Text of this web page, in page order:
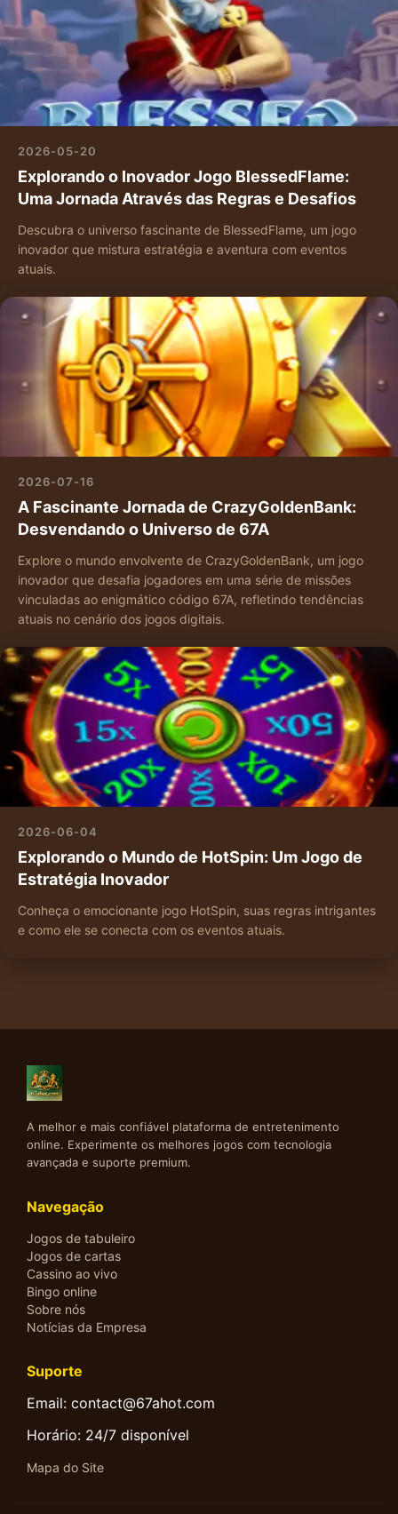
2026-05-20
Explorando o Inovador Jogo BlessedFlame:
Uma Jornada Através das Regras e Desafios
Descubra o universo fascinante de BlessedFlame, um jogo
inovador que mistura estratégia e aventura com eventos
atuais.
2026-07-16
A Fascinante Jornada de CrazyGoldenBank:
Desvendando o Universo de 67A
Explore o mundo envolvente de CrazyGoldenBank, um jogo
inovador que desafia jogadores em uma série de missões
vinculadas ao enigmático código 67A, refletindo tendências
atuais no cenário dos jogos digitais.
2026-06-04
Explorando o Mundo de HotSpin: Um Jogo de
Estratégia Inovador
Conheça o emocionante jogo HotSpin, suas regras intrigantes
e como ele se conecta com os eventos atuais.
A melhor e mais confiável plataforma de entretenimento
online. Experimente os melhores jogos com tecnologia
avançada e suporte premium.
Navegação
Jogos de tabuleiro
Jogos de cartas
Cassino ao vivo
Bingo online
Sobre nós
Notícias da Empresa
Suporte
Email: contact@67ahot.com
Horário: 24/7 disponível
Mapa do Site